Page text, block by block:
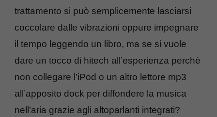
trattamento si può semplicemente lasciarsi
coccolare dalle vibrazioni oppure impegnare
il tempo leggendo un libro, ma se si vuole
dare un tocco di hitech all’esperienza perchè
non collegare l’iPod o un altro lettore mp3
all’apposito dock per diffondere la musica
nell’aria grazie agli altoparlanti integrati?